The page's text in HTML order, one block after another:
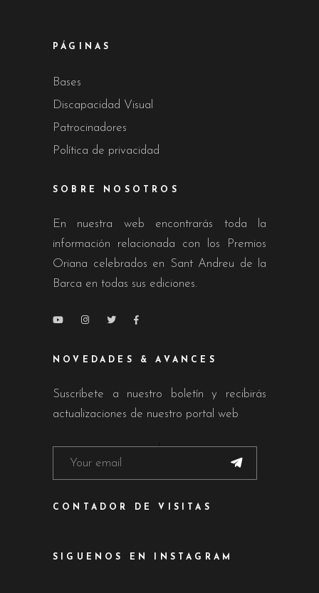
PÁGINAS
Bases
Discapacidad Visual
Patrocinadores
Política de privacidad
SOBRE NOSOTROS
En nuestra web encontrarás toda la
información relacionada con los Premios
Oriana celebrados en Sant Andreu de la
Barca en todas sus ediciones.
NOVEDADES & AVANCES
Suscríbete a nuestro boletín y recibirás
actualizaciones de nuestro portal web
CONTADOR DE VISITAS
SIGUENOS EN INSTAGRAM